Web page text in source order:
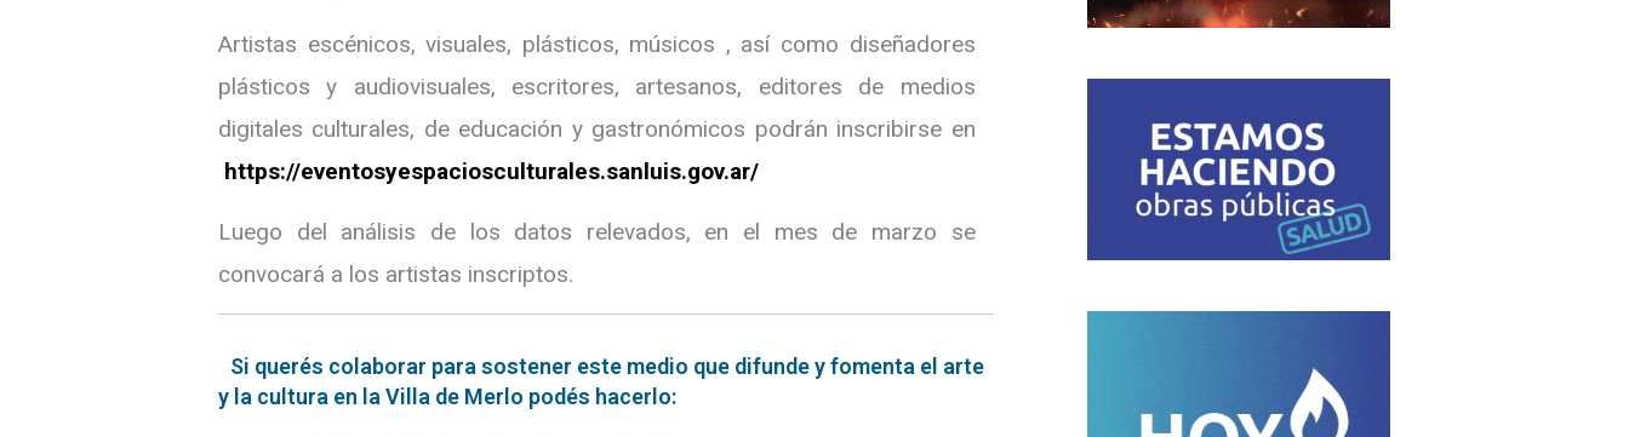
Artistas escénicos, visuales, plásticos, músicos , así como diseñadores
plásticos y audiovisuales, escritores, artesanos, editores de medios
digitales culturales, de educación y gastronómicos podrán inscribirse en
https://eventosyespaciosculturales.sanluis.gov.ar/
Luego del análisis de los datos relevados, en el mes de marzo se
convocará a los artistas inscriptos.
Si querés colaborar para sostener este medio que difunde y fomenta el arte
y la cultura en la Villa de Merlo podés hacerlo: